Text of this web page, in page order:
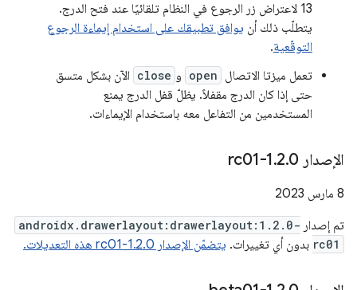
13 لاعتراض زر الرجوع في النظام تلقائيًا عند فتح الدرج.
يتطلّب ذلك أن يوافق تطبيقك على استخدام إيماءة الرجوع
التوقّعية.
تعمل ميزتا الاتصال open و close الآن بشكل متسق
حتى إذا كان الدرج مقفلاً. يظلّ قفل الدرج يمنع
المستخدمين من التفاعل معه باستخدام الإيماءات.
الإصدار 1 .2.0-rc01
‫8 مارس 2023
تم إصدار androidx.drawerlayout:drawerlayout:1.2.0-
rc01 بدون أي تغييرات. يتضمّن الإصدار 1.2.0-rc01 هذه التعديلات.